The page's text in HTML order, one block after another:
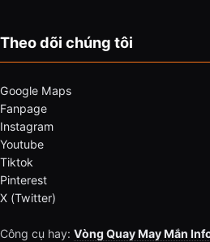
Theo dõi chúng tôi
Google Maps
Fanpage
Instagram
Youtube
Tiktok
Pinterest
X (Twitter)
Công cụ hay: Vòng Quay May Mắn